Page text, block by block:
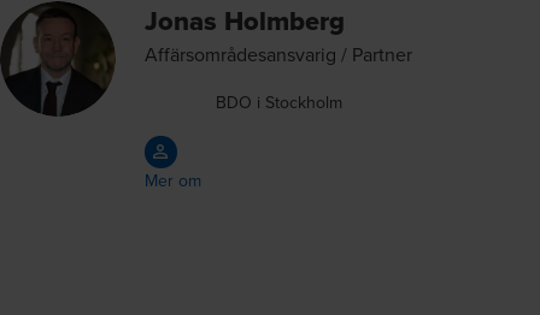
Jonas Holmberg
Affärsområdesansvarig / Partner
BDO i Stockholm
Mer om